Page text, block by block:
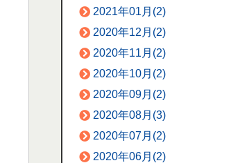
2021年01月(2)
2020年12月(2)
2020年11月(2)
2020年10月(2)
2020年09月(2)
2020年08月(3)
2020年07月(2)
2020年06月(2)